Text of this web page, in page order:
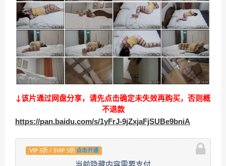
↓该片通过网盘分享，请先点击确定未失效再购买，否则概
不退款
https://pan.baidu.com/s/1yFrJ-9jZxjaFjSUBe9bniA
VIP 5折 / SVIP 5折 点击开通